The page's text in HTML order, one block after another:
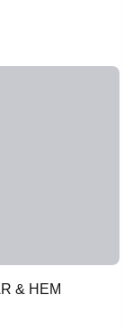
& HEM